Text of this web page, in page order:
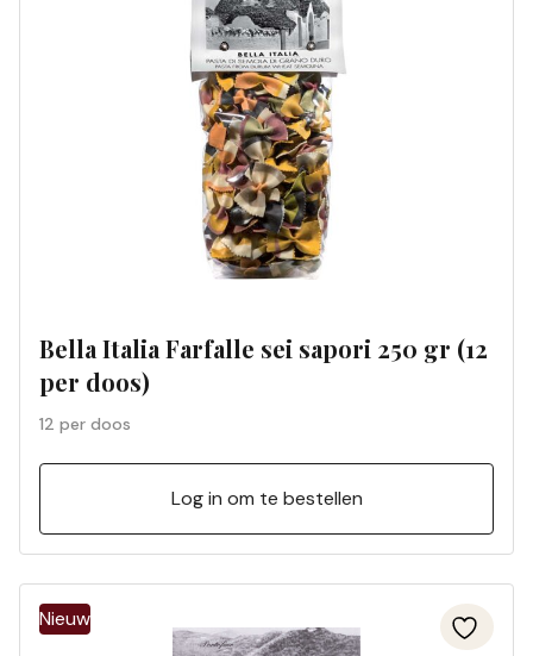
Bella Italia Farfalle sei sapori 250 gr (12
per doos)
12 per doos
Log in om te bestellen